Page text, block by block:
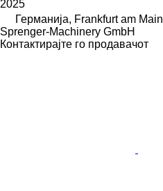
2025
Германија, Frankfurt am Main
Sprenger-Machinery GmbH
Контактирајте го продавачот